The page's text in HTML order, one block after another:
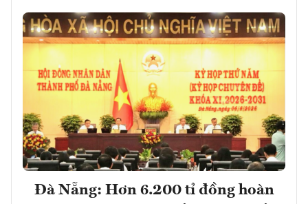
Đà Nẵng: Hơn 6.200 tỉ đồng hoàn